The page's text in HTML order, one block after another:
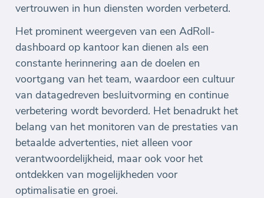
vertrouwen in hun diensten worden verbeterd.
Het prominent weergeven van een AdRoll-
dashboard op kantoor kan dienen als een
constante herinnering aan de doelen en
voortgang van het team, waardoor een cultuur
van datagedreven besluitvorming en continue
verbetering wordt bevorderd. Het benadrukt het
belang van het monitoren van de prestaties van
betaalde advertenties, niet alleen voor
verantwoordelijkheid, maar ook voor het
ontdekken van mogelijkheden voor
optimalisatie en groei.